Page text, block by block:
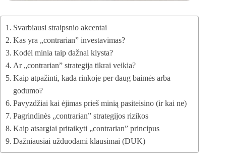
Svarbiausi straipsnio akcentai
Kas yra „contrarian” investavimas?
Kodėl minia taip dažnai klysta?
Ar „contrarian” strategija tikrai veikia?
Kaip atpažinti, kada rinkoje per daug baimės arba
godumo?
Pavyzdžiai kai ėjimas prieš minią pasiteisino (ir kai ne)
Pagrindinės „contrarian” strategijos rizikos
Kaip atsargiai pritaikyti „contrarian” principus
Dažniausiai užduodami klausimai (DUK)